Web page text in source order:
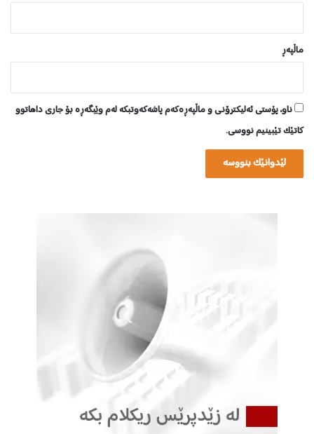
ماڵپه‌ڕ
ناو، پۆستی ئەلیکترۆنی و ماڵپەڕەکەم پاشەکەوتبکە لەم وێبگەڕە بۆ جاری داهاتوو
کاتێک تێبینیم نووسی.